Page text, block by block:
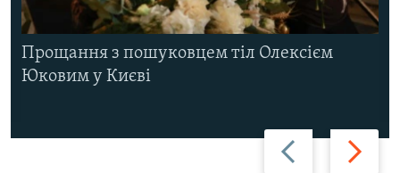
Назад Вперед
Прощання з пошуковцем тіл Олексієм
Юковим у Києві